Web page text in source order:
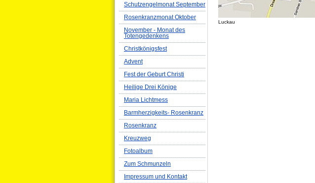
Schutzengelmonat September
Rosenkranzmonat Oktober
November - Monat des
Totengedenkens
Christkönigsfest
Advent
Fest der Geburt Christi
Heilige Drei Könige
Maria Lichtmess
Barmherzigkeits- Rosenkranz
Rosenkranz
Kreuzweg
Fotoalbum
Zum Schmunzeln
Impressum und Kontakt
Luckau